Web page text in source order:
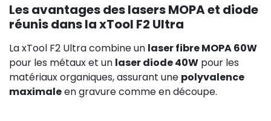
Les avantages des lasers MOPA et diode
réunis dans la xTool F2 Ultra
La xTool F2 Ultra combine un laser fibre MOPA 60W
pour les métaux et un laser diode 40W pour les
matériaux organiques, assurant une polyvalence
maximaleen gravure comme en découpe.